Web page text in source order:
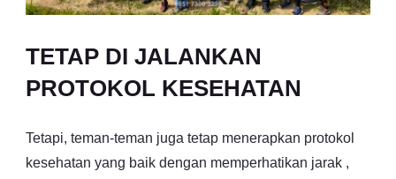
TETAP DI JALANKAN
PROTOKOL KESEHATAN
Tetapi, teman-teman juga tetap menerapkan protokol
kesehatan yang baik dengan memperhatikan jarak ,